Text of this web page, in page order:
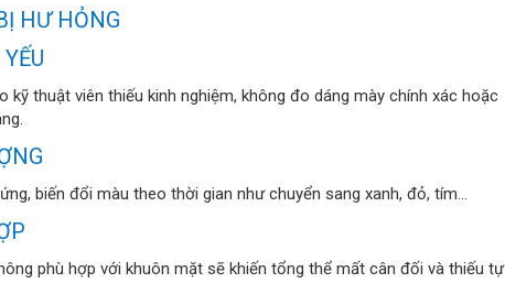
HƯ HỎNG
kỹ thuật viên thiếu kinh nghiệm, không đo dáng mày chính xác hoặc
biến đổi màu theo thời gian như chuyển sang xanh, đỏ, tím...
phù hợp với khuôn mặt sẽ khiến tổng thể mất cân đối và thiếu tự